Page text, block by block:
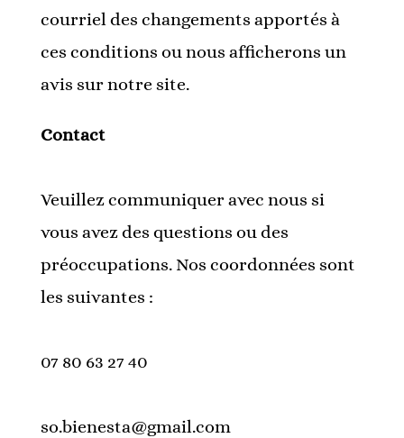
courriel des changements apportés à
ces conditions ou nous afficherons un
avis sur notre site.
Contact
Veuillez communiquer avec nous si
vous avez des questions ou des
préoccupations. Nos coordonnées sont
les suivantes :
07 80 63 27 40
so.bienesta@gmail.com